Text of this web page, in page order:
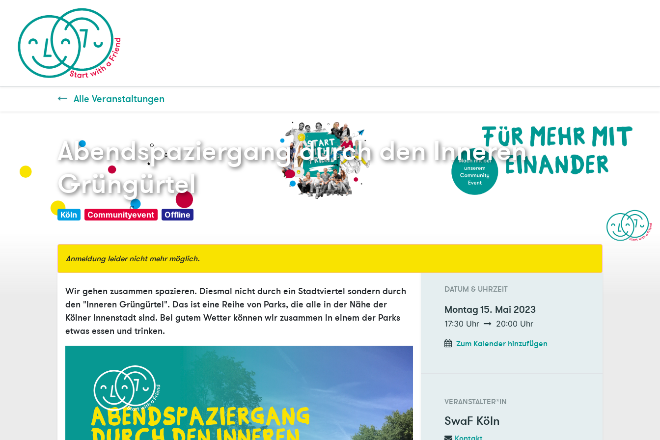
Alle Veranstaltungen
Abendspaziergang durch den Inneren
Grüngürtel
Köln Communityevent Offline
Anmeldung leider nicht mehr möglich.
Wir gehen zusammen spazieren. Diesmal nicht durch ein Stadtviertel sondern durch
den "Inneren Grüngürtel". Das ist eine Reihe von Parks, die alle in der Nähe der
Kölner Innenstadt sind. Bei gutem Wetter können wir zusammen in einem der Parks
etwas essen und trinken.
DATUM & UHRZEIT
Montag15. Mai 2023
17:30 Uhr 20:00 Uhr
Zum Kalender hinzufügen
VERANSTALTER*IN
SwaF Köln